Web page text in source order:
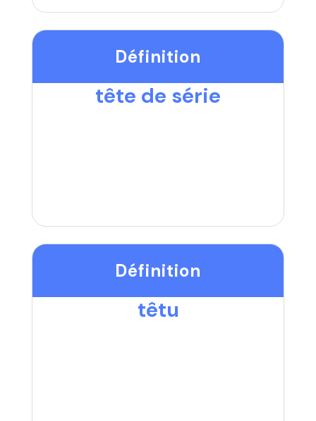
Définition
tête de série
Définition
têtu